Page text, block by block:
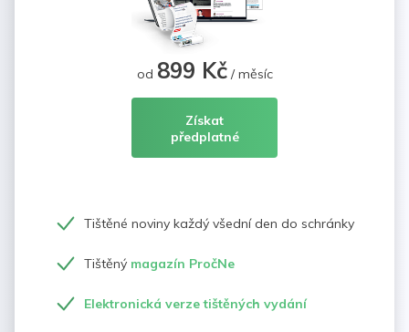
od 899 Kč/ měsíc
Získat
předplatné
Tištěné noviny každý všední den do schránky
Tištěný magazín PročNe
Elektronická verze tištěných vydání